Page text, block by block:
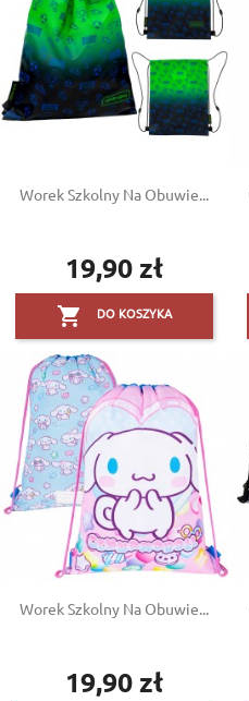
Worek Szkolny Na Obuwie...
Cena
19,90 zł
 DO KOSZYKA
Worek Szkolny Na Obuwie...
Cena
19,90 zł